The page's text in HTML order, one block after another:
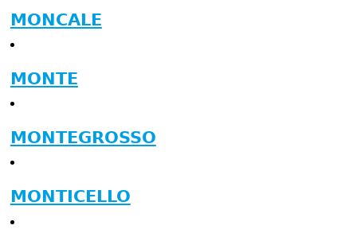
MONCALE
MONTE
MONTEGROSSO
MONTICELLO